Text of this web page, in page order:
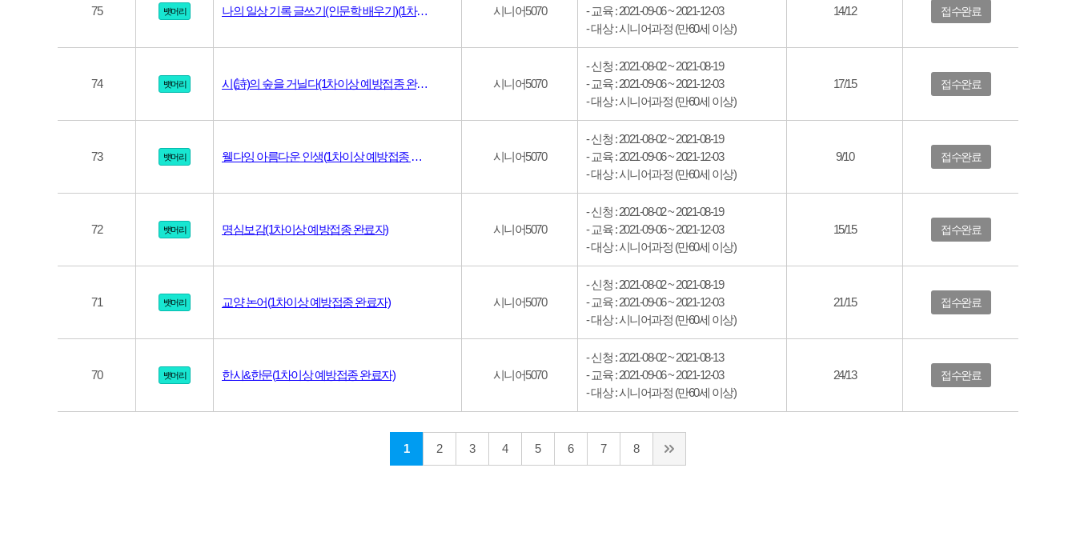
75 뱃머리 나의 일상 기록 글쓰기(인문학 배우기)(1차이상 예방접종 완료자) 시니어5070
- 교육 : 2021-09-06 ~ 2021-12-03
- 대상 : 시니어과정 (만60세 이상)
14/12 접수완료
74 뱃머리 시(詩)의 숲을 거닐다(1차이상 예방접종 완료자) 시니어5070
- 신청 : 2021-08-02 ~ 2021-08-19
- 교육 : 2021-09-06 ~ 2021-12-03
- 대상 : 시니어과정 (만60세 이상)
17/15 접수완료
73 뱃머리 웰다잉 아름다운 인생(1차이상 예방접종 완료자) 시니어5070
- 신청 : 2021-08-02 ~ 2021-08-19
- 교육 : 2021-09-06 ~ 2021-12-03
- 대상 : 시니어과정 (만60세 이상)
9/10 접수완료
72 뱃머리 명심보감(1차이상 예방접종 완료자) 시니어5070
- 신청 : 2021-08-02 ~ 2021-08-19
- 교육 : 2021-09-06 ~ 2021-12-03
- 대상 : 시니어과정 (만60세 이상)
15/15 접수완료
71 뱃머리 교양 논어(1차이상 예방접종 완료자) 시니어5070
- 신청 : 2021-08-02 ~ 2021-08-19
- 교육 : 2021-09-06 ~ 2021-12-03
- 대상 : 시니어과정 (만60세 이상)
21/15 접수완료
70 뱃머리 한시&한문(1차이상 예방접종 완료자) 시니어5070
- 신청 : 2021-08-02 ~ 2021-08-13
- 교육 : 2021-09-06 ~ 2021-12-03
- 대상 : 시니어과정 (만60세 이상)
24/13 접수완료
1 2 3 4 5 6 7 8